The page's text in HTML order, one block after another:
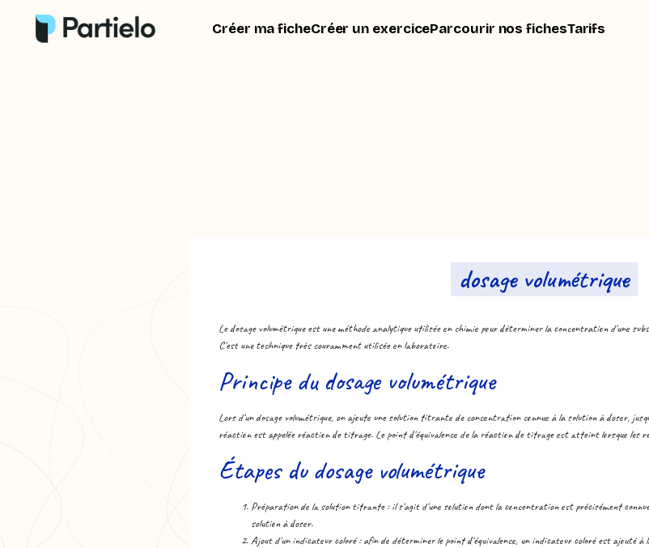
Créer ma ficheCréer un exerciceParcourir nos fichesTarifs
dosage volumétrique
Le dosage volumétrique est une méthode analytique utilisée en chimie pour déterminer la concentration d'une
C'est une technique très couramment utilisée en laboratoire.
Principe du dosage volumétrique
Lors d'un dosage volumétrique, on ajoute une solution titrante de concentration connue à la solution à doser,
réaction est appelée réaction de titrage. Le point d'équivalence de la réaction de titrage est atteint lorsque les
Étapes du dosage volumétrique
Préparation de la solution titrante : il s'agit d'une solution dont la concentration est précisément
solution à doser.
Ajout d'un indicateur coloré : afin de déterminer le point d'équivalence, un indicateur coloré est ajouté à